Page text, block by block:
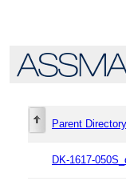
Parent Directory
DK-1617-